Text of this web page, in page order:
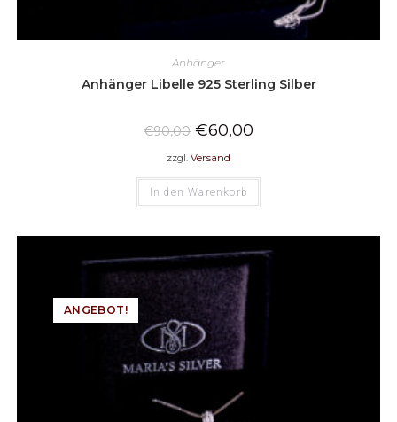
Anhänger
Anhänger Libelle 925 Sterling Silber
€90,00 €60,00
zzgl. Versand
In den Warenkorb
ANGEBOT!